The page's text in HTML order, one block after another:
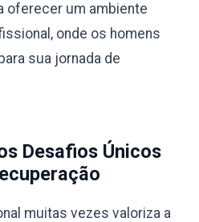
oferecer um ambiente
onde os homens
sua jornada de
Desafios Únicos
muitas vezes valoriza a